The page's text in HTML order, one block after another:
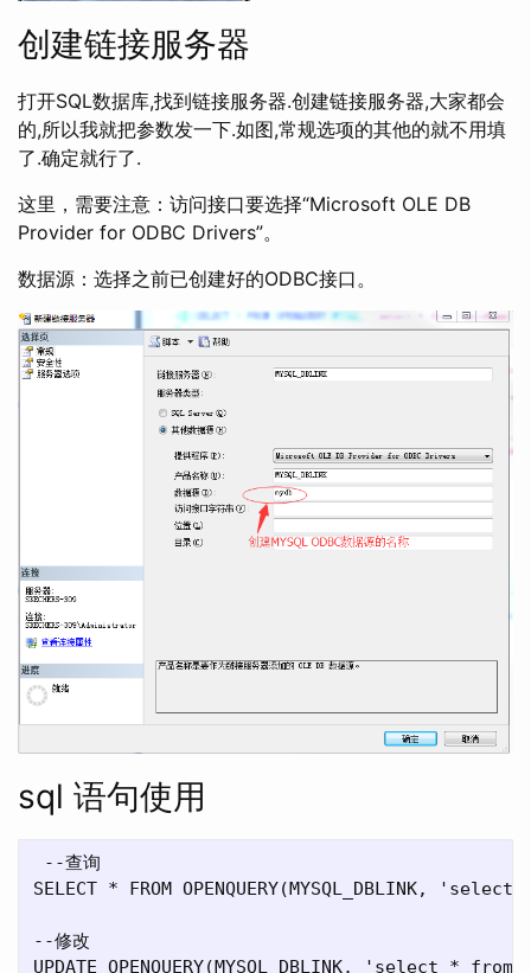
创建链接服务器
打开SQL数据库,找到链接服务器.创建链接服务器,大家都会
的,所以我就把参数发一下.如图,常规选项的其他的就不用填
了.确定就行了.
这里，需要注意：访问接口要选择“Microsoft OLE DB
Provider for ODBC Drivers”。
数据源：选择之前已创建好的ODBC接口。
sql 语句使用
--查询
SELECT * FROM OPENQUERY(MYSQL_DBLINK,
--修改
UPDATE OPENQUERY(MYSQL_DBLINK, 'select *